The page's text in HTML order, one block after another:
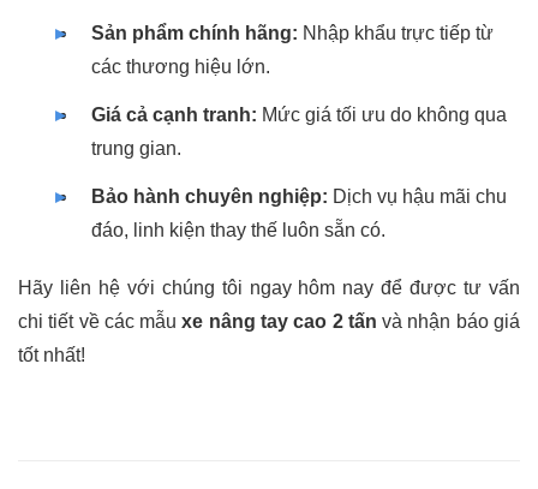
Sản phẩm chính hãng: Nhập khẩu trực tiếp từ
các thương hiệu lớn.
Giá cả cạnh tranh: Mức giá tối ưu do không qua
trung gian.
Bảo hành chuyên nghiệp: Dịch vụ hậu mãi chu
đáo, linh kiện thay thế luôn sẵn có.
Hãy liên hệ với chúng tôi ngay hôm nay để được tư vấn
chi tiết về các mẫuxe nâng tay cao 2 tấn và nhận báo giá
tốt nhất!